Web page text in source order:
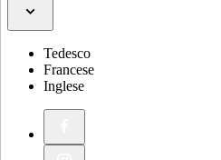
Tedesco
Francese
Inglese